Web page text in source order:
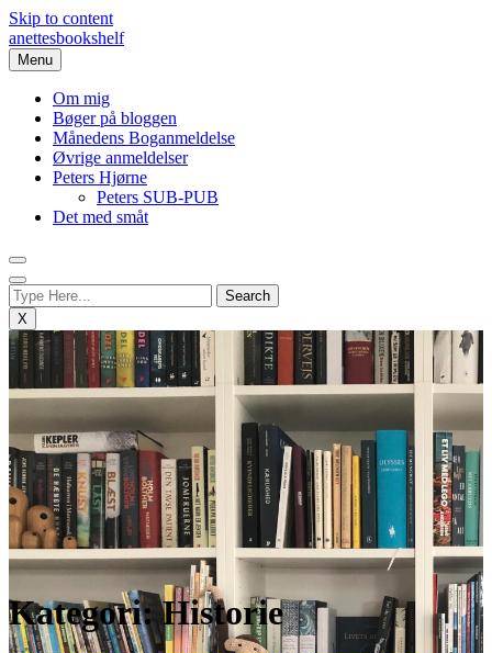
Skip to content
anettesbookshelf
Menu
Om mig
Bøger på bloggen
Månedens Boganmeldelse
Øvrige anmeldelser
Peters Hjørne
Peters SUB-PUB
Det med småt
X
Kategori:Historie